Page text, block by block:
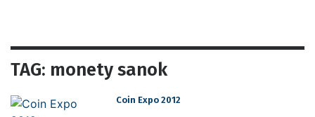
TAG: monety sanok
Coin Expo 2012